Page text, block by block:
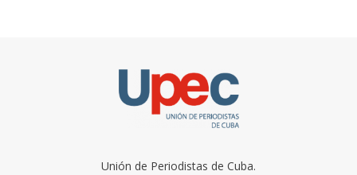
Unión de Periodistas de Cuba.